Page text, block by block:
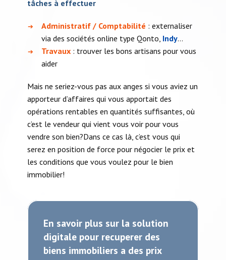
tâches à effectuer
➔ Administratif / Comptabilité : externaliser
via des sociétés online type Qonto, Indy…
➔ Travaux: trouver les bons artisans pour vous
aider
Mais ne seriez-vous pas aux anges si vous aviez un
apporteur d’affaires qui vous apportait des
opérations rentables en quantités suffisantes, où
c’est le vendeur qui vient vous voir pour vous
vendre son bien?Dans ce cas là, c’est vous qui
serez en position de force pour négocier le prix et
les conditions que vous voulez pour le bien
immobilier!
En savoir plus sur la solution
digitale pour recuperer des
biens immobiliers a des prix